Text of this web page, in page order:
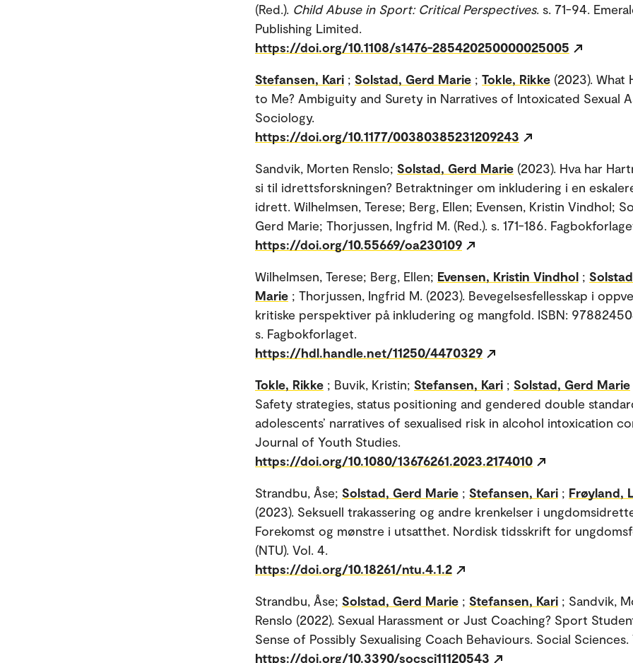
(Red.). Child Abuse in Sport: Critical Perspectives. s. 71-94.
Publishing Limited.
https://doi.org/10.1108/s1476-285420250000025005
Stefansen, Kari ; Solstad, Gerd Marie ; Tokle, Rikke (2023). What
to Me? Ambiguity and Surety in Narratives of Intoxicated Sexual
Sociology.
https://doi.org/10.1177/00380385231209243
Sandvik, Morten Renslo; Solstad, Gerd Marie (2023). Hva har
si til idrettsforskningen? Betraktninger om inkludering i en
idrett. Wilhelmsen, Terese; Berg, Ellen; Evensen, Kristin Vindhol;
Gerd Marie; Thorjussen, Ingfrid M. (Red.). s. 171-186.
https://doi.org/10.55669/oa230109
Wilhelmsen, Terese; Berg, Ellen; Evensen, Kristin Vindhol ;
Marie ; Thorjussen, Ingfrid M. (2023). Bevegelsesfellesskap i
kritiske perspektiver på inkludering og mangfold. ISBN:
s. Fagbokforlaget.
https://hdl.handle.net/11250/4470329
Tokle, Rikke ; Buvik, Kristin; Stefansen, Kari ; Solstad, Gerd Marie
Safety strategies, status positioning and gendered double
adolescents’ narratives of sexualised risk in alcohol intoxication
Journal of Youth Studies.
https://doi.org/10.1080/13676261.2023.2174010
Strandbu, Åse; Solstad, Gerd Marie ; Stefansen, Kari ; Frøyland,
(2023). Seksuell trakassering og andre krenkelser i
Forekomst og mønstre i utsatthet. Nordisk tidsskrift for
(NTU). Vol. 4.
https://doi.org/10.18261/ntu.4.1.2
Strandbu, Åse; Solstad, Gerd Marie ; Stefansen, Kari ; Sandvik,
Renslo (2022). Sexual Harassment or Just Coaching? Sport
Sense of Possibly Sexualising Coach Behaviours. Social Sciences.
https://doi.org/10.3390/socsci11120543